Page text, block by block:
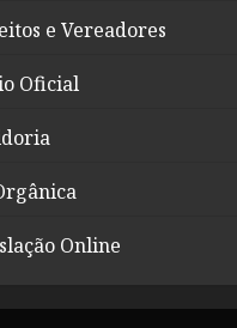
e Vereadores
Oficial
Online